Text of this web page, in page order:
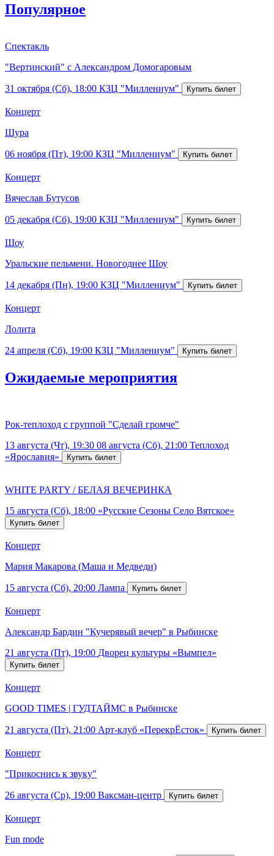
Популярное
Спектакль
"Вертинский" с Александром Домогаровым
31 октября (Сб), 18:00 КЗЦ "Миллениум"
Концерт
Шура
06 ноября (Пт), 19:00 КЗЦ "Миллениум"
Концерт
Вячеслав Бутусов
05 декабря (Сб), 19:00 КЗЦ "Миллениум"
Шоу
Уральские пельмени. Новогоднее Шоу
14 декабря (Пн), 19:00 КЗЦ "Миллениум"
Концерт
Лолита
24 апреля (Сб), 19:00 КЗЦ "Миллениум"
Ожидаемые мероприятия
Рок-теплоход с группой "Сделай громче"
13 августа (Чт), 19:30 08 августа (Сб), 21:00 Теплоход
«Ярославия»
WHITE PARTY / БЕЛАЯ ВЕЧЕРИНКА
15 августа (Сб), 18:00 «Русские Сезоны Село Вятское»
Концерт
Мария Макарова (Маша и Медведи)
15 августа (Сб), 20:00 Лампа
Концерт
Александр Бардин "Кучерявый вечер" в Рыбинске
21 августа (Пт), 19:00 Дворец культуры «Вымпел»
Концерт
GOOD TIMES | ГУДТАЙМС в Рыбинске
21 августа (Пт), 21:00 Арт-клуб «ПерекрЁсток»
Концерт
"Прикоснись к звуку"
26 августа (Ср), 19:00 Ваксман-центр
Концерт
Fun mode